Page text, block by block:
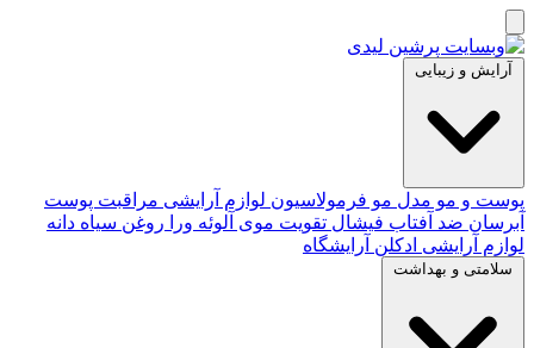
آرایش و زیبایی
پوست و مو مدل مو فرمولاسیون لوازم آرایشی مراقبت پوست
آبرسان ضد آفتاب فیشال تقویت موی آلوئه‌ ورا روغن سیاه دانه
لوازم آرایشی ادکلن آرایشگاه
سلامتی و بهداشت